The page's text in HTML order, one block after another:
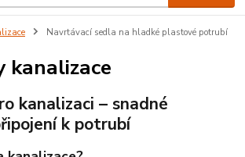
Navrtávací sedla na hladké plastové potrubí
kanalizace
kanalizaci – snadné
k potrubí